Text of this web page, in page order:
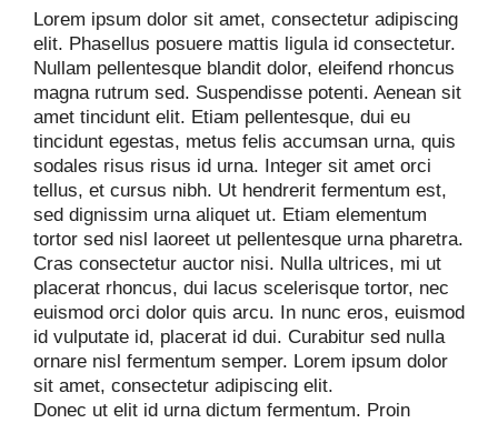
Lorem ipsum dolor sit amet, consectetur adipiscing
elit. Phasellus posuere mattis ligula id consectetur.
Nullam pellentesque blandit dolor, eleifend rhoncus
magna rutrum sed. Suspendisse potenti. Aenean sit
amet tincidunt elit. Etiam pellentesque, dui eu
tincidunt egestas, metus felis accumsan urna, quis
sodales risus risus id urna. Integer sit amet orci
tellus, et cursus nibh. Ut hendrerit fermentum est,
sed dignissim urna aliquet ut. Etiam elementum
tortor sed nisl laoreet ut pellentesque urna pharetra.
Cras consectetur auctor nisi. Nulla ultrices, mi ut
placerat rhoncus, dui lacus scelerisque tortor, nec
euismod orci dolor quis arcu. In nunc eros, euismod
id vulputate id, placerat id dui. Curabitur sed nulla
ornare nisl fermentum semper. Lorem ipsum dolor
sit amet, consectetur adipiscing elit.
Donec ut elit id urna dictum fermentum. Proin